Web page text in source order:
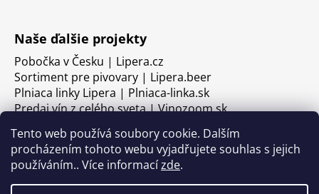
Tento web používá soubory cookie. Dalším
procházením tohoto webu vyjadřujete souhlas s jejich
používáním.. Více informacízde.
Naše ďalšie projekty
Pobočka v Česku | Lipera.cz
Sortiment pre pivovary | Lipera.beer
Plniaca linky Lipera | Plniaca-linka.sk
Predaj vín z celého sveta | Vinozoom.sk